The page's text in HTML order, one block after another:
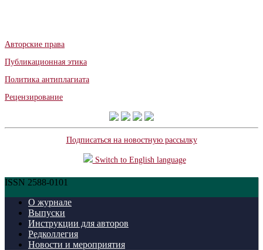
Авторские права
Публикационная этика
Политика антиплагиата
Рецензирование
Подписаться на новостную рассылку
Switch to English language
ISSN 2588-0101
О журнале
Выпуски
Инструкции для авторов
Редколлегия
Новости и мероприятия